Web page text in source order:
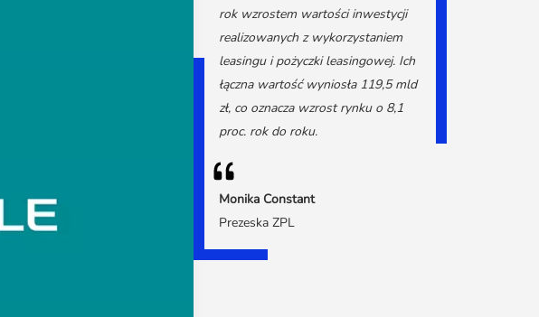
rok wzrostem wartości inwestycji
realizowanych z wykorzystaniem
leasingu i pożyczki leasingowej. Ich
łączna wartość wyniosła 119,5 mld
zł, co oznacza wzrost rynku o 8,1
proc. rok do roku.
Monika Constant
Prezeska ZPL